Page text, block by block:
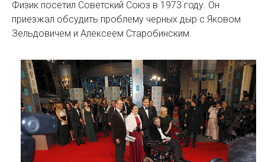
Физик посетил Советский Союз в 1973 году. Он
приезжал обсудить проблему черных дыр с Яковом
Зельдовичем и Алексеем Старобинским.